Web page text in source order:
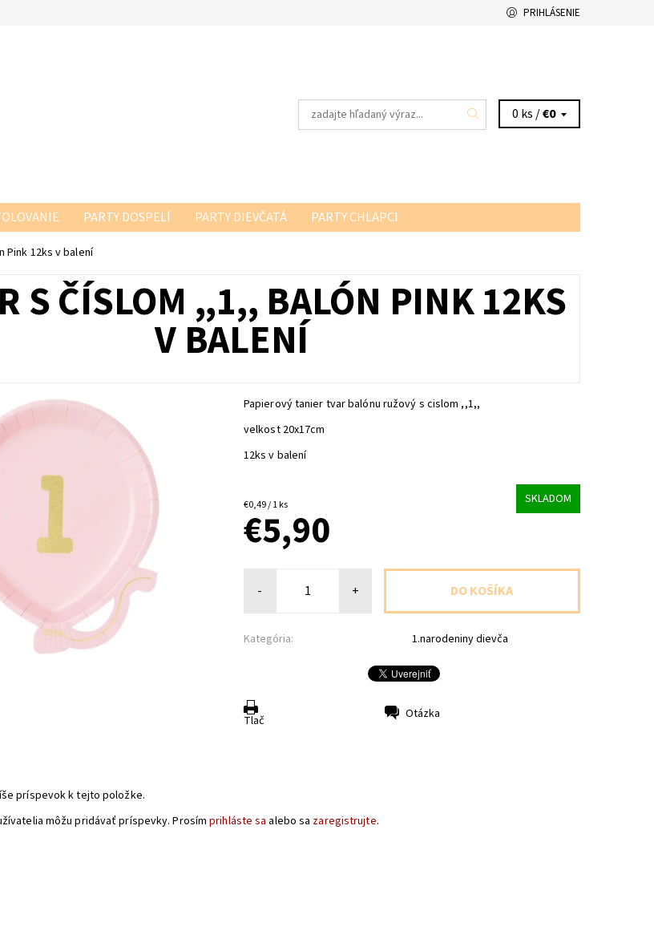
PRIHLÁSENIE
0 ks /€0
PARTY DOSPELÍ PARTY DIEVČATÁ
PARTY CHLAPCI
Pink 12ks v balení
S ČÍSLOM ,,1,, BALÓN PINK 12KS
V BALENÍ
Papierový tanier tvar balónu ružový s cislom ,,1,,
velkost 20x17cm
12ks v balení
€0,49 / 1 ks SKLADOM
€5,90
- +
Kategória: 1.narodeniny dievča
Tlač Otázka
príspevok k tejto položke.
môžu pridávať príspevky. Prosímprihláste sa alebo sa zaregistrujte.